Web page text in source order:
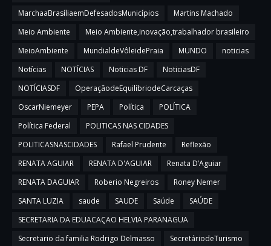
MarchaaBrasíliaemDefesadosMunicípios
Martins Machado
Meio Ambiente
Meio Ambiente,inovação,trabalhador brasileiro
MeioAmbiente
MundialdeVôleidePraia MUNDO
noticias
Notícias
NOTÍCIAS Noticias DF
NoticiasDF
NOTÍCIASDF
OperaçãodeEquilíbriodeCarcaças
OscarNiemeyer
PEPA Política
POLÍTICA
Política Federal
POLITICAS NAS CIDADES
POLITICASNASCIDADES
Rafael Prudente
Reflexão
RENATA AGUIAR
RENATA D'AGUIAR
Renata D’Aguiar
RENATA DAGUIAR
Roberio Negreiros
Roney Nemer
SANTA LUZIA
saude SAUDE Saúde
SAÚDE
SECRETARIA DA EDUACAÇAO HELVIA PARANAGUA
Secretario da familia Rodrigo Delmasso
SecretáriodeTurismo